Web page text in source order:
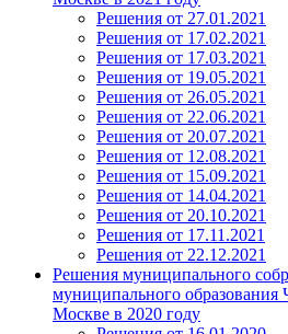
Решения от 27.01.2021
Решения от 17.02.2021
Решения от 17.03.2021
Решения от 19.05.2021
Решения от 26.05.2021
Решения от 22.06.2021
Решения от 20.07.2021
Решения от 12.08.2021
Решения от 15.09.2021
Решения от 14.04.2021
Решения от 20.10.2021
Решения от 17.11.2021
Решения от 22.12.2021
Решения муниципального
муниципального образования
Москве в 2020 году